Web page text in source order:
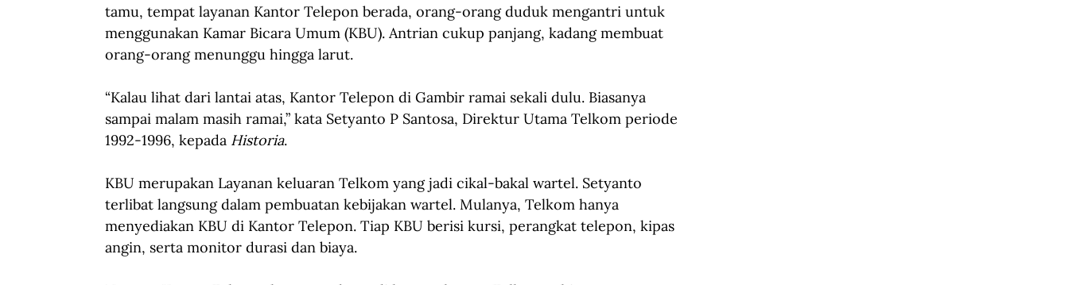
tamu, tempat layanan Kantor Telepon berada, orang-orang duduk mengantri untuk
menggunakan Kamar Bicara Umum (KBU). Antrian cukup panjang, kadang membuat
orang-orang menunggu hingga larut.
“Kalau lihat dari lantai atas, Kantor Telepon di Gambir ramai sekali dulu. Biasanya
sampai malam masih ramai,” kata Setyanto P Santosa, Direktur Utama Telkom periode
1992-1996, kepada Historia.
KBU merupakan Layanan keluaran Telkom yang jadi cikal-bakal wartel. Setyanto
terlibat langsung dalam pembuatan kebijakan wartel. Mulanya, Telkom hanya
menyediakan KBU di Kantor Telepon. Tiap KBU berisi kursi, perangkat telepon, kipas
angin, serta monitor durasi dan biaya.